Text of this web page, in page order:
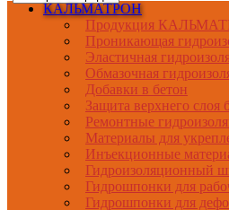
КАЛЬМАТРОН
Продукция
Проникающая
Эластичная
Обмазочная
Добавки в бетон
Защита верхнего слоя
Ремонтные
Материалы для
Инъекционные
Гидроизоляционный
Гидрошпонки для
Гидрошпонки для